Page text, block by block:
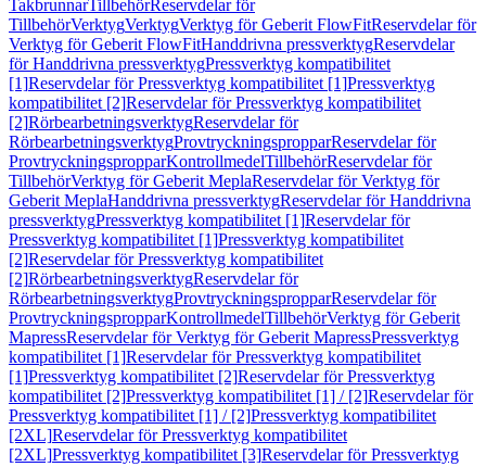
TakbrunnarTillbehörReservdelar för
TillbehörVerktygVerktygVerktyg för Geberit FlowFitReservdelar för
Verktyg för Geberit FlowFitHanddrivna pressverktygReservdelar
för Handdrivna pressverktygPressverktyg kompatibilitet
[1]Reservdelar för Pressverktyg kompatibilitet [1]Pressverktyg
kompatibilitet [2]Reservdelar för Pressverktyg kompatibilitet
[2]RörbearbetningsverktygReservdelar för
RörbearbetningsverktygProvtryckningspropparReservdelar för
ProvtryckningspropparKontrollmedelTillbehörReservdelar för
TillbehörVerktyg för Geberit MeplaReservdelar för Verktyg för
Geberit MeplaHanddrivna pressverktygReservdelar för Handdrivna
pressverktygPressverktyg kompatibilitet [1]Reservdelar för
Pressverktyg kompatibilitet [1]Pressverktyg kompatibilitet
[2]Reservdelar för Pressverktyg kompatibilitet
[2]RörbearbetningsverktygReservdelar för
RörbearbetningsverktygProvtryckningspropparReservdelar för
ProvtryckningspropparKontrollmedelTillbehörVerktyg för Geberit
MapressReservdelar för Verktyg för Geberit MapressPressverktyg
kompatibilitet [1]Reservdelar för Pressverktyg kompatibilitet
[1]Pressverktyg kompatibilitet [2]Reservdelar för Pressverktyg
kompatibilitet [2]Pressverktyg kompatibilitet [1] / [2]Reservdelar för
Pressverktyg kompatibilitet [1] / [2]Pressverktyg kompatibilitet
[2XL]Reservdelar för Pressverktyg kompatibilitet
[2XL]Pressverktyg kompatibilitet [3]Reservdelar för Pressverktyg